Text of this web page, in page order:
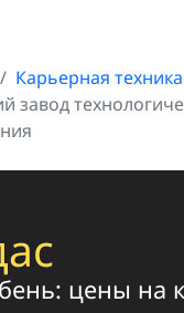
Карьерная техника
завод
цены на